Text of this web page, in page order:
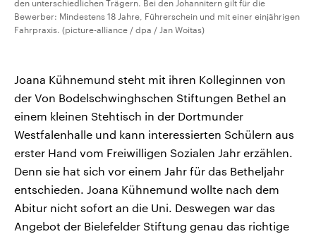
den unterschiedlichen Trägern. Bei den Johannitern gilt für die
Bewerber: Mindestens 18 Jahre, Führerschein und mit einer einjährigen
Fahrpraxis. (picture-alliance / dpa / Jan Woitas)
Joana Kühnemund steht mit ihren Kolleginnen von
der Von Bodelschwinghschen Stiftungen Bethel an
einem kleinen Stehtisch in der Dortmunder
Westfalenhalle und kann interessierten Schülern aus
erster Hand vom Freiwilligen Sozialen Jahr erzählen.
Denn sie hat sich vor einem Jahr für das Betheljahr
entschieden. Joana Kühnemund wollte nach dem
Abitur nicht sofort an die Uni. Deswegen war das
Angebot der Bielefelder Stiftung genau das richtige